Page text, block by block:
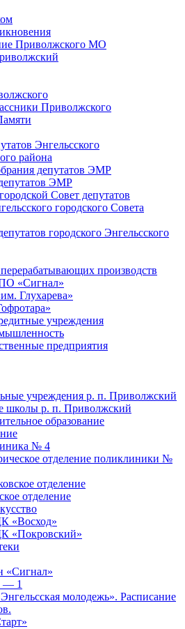
Приволжского МО
Приволжского
Энгельсского
района
депутатов ЭМР
ЭМР
Совет депутатов
городского Совета
городского Энгельсского
производств
«Сигнал»
Глухарева»
учреждения
предприятия
учреждения р. п. Приволжский
школы р. п. Приволжский
образование
№ 4
отделение поликлиники №
отделение
отделение
«Восход»
«Покровский»
«Сигнал»
1
молодежь». Расписание